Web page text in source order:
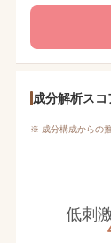
成分解析スコ
※ 成分構成からの
低刺